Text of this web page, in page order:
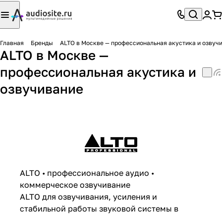
Главная Бренды ALTO в Москве — профессиональная акустика и
ALTO в Москве —
профессиональная акустика и
озвучивание
ALTO • профессиональное аудио •
коммерческое озвучивание
ALTO для озвучивания, усиления и
стабильной работы звуковой системы в